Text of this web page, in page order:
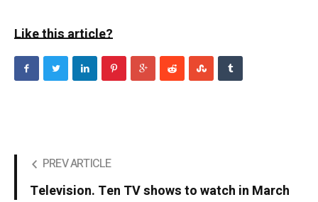
Like this article?
PREV ARTICLE
Television. Ten TV shows to watch in March